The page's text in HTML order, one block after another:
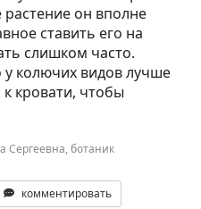
он вполне
ставить его на
слишком часто.
у колючих видов лучше
кровати, чтобы
Сергеевна, ботаник
комментировать